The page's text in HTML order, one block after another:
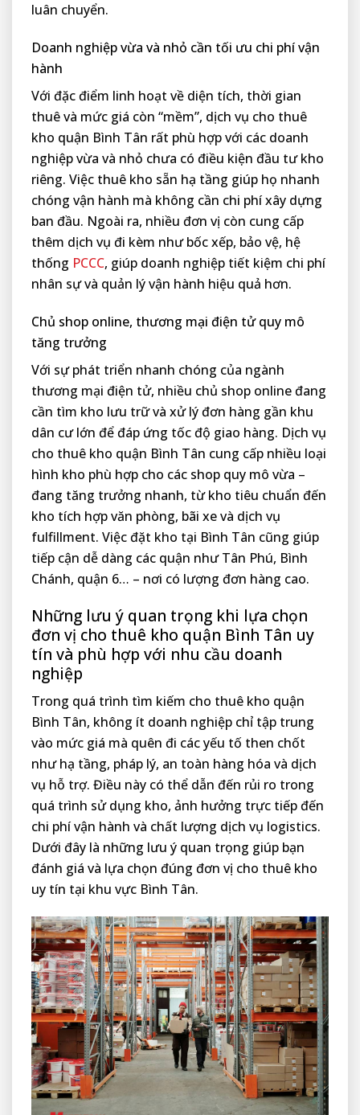
luân chuyển.
Doanh nghiệp vừa và nhỏ cần tối ưu chi phí vận
hành
Với đặc điểm linh hoạt về diện tích, thời gian
thuê và mức giá còn “mềm”, dịch vụ cho thuê
kho quận Bình Tân rất phù hợp với các doanh
nghiệp vừa và nhỏ chưa có điều kiện đầu tư kho
riêng. Việc thuê kho sẵn hạ tầng giúp họ nhanh
chóng vận hành mà không cần chi phí xây dựng
ban đầu. Ngoài ra, nhiều đơn vị còn cung cấp
thêm dịch vụ đi kèm như bốc xếp, bảo vệ, hệ
thống PCCC, giúp doanh nghiệp tiết kiệm chi phí
nhân sự và quản lý vận hành hiệu quả hơn.
Chủ shop online, thương mại điện tử quy mô
tăng trưởng
Với sự phát triển nhanh chóng của ngành
thương mại điện tử, nhiều chủ shop online đang
cần tìm kho lưu trữ và xử lý đơn hàng gần khu
dân cư lớn để đáp ứng tốc độ giao hàng. Dịch vụ
cho thuê kho quận Bình Tân cung cấp nhiều loại
hình kho phù hợp cho các shop quy mô vừa –
đang tăng trưởng nhanh, từ kho tiêu chuẩn đến
kho tích hợp văn phòng, bãi xe và dịch vụ
fulfillment. Việc đặt kho tại Bình Tân cũng giúp
tiếp cận dễ dàng các quận như Tân Phú, Bình
Chánh, quận 6… – nơi có lượng đơn hàng cao.
Những lưu ý quan trọng khi lựa chọn
đơn vị cho thuê kho quận Bình Tân uy
tín và phù hợp với nhu cầu doanh
nghiệp
Trong quá trình tìm kiếm cho thuê kho quận
Bình Tân, không ít doanh nghiệp chỉ tập trung
vào mức giá mà quên đi các yếu tố then chốt
như hạ tầng, pháp lý, an toàn hàng hóa và dịch
vụ hỗ trợ. Điều này có thể dẫn đến rủi ro trong
quá trình sử dụng kho, ảnh hưởng trực tiếp đến
chi phí vận hành và chất lượng dịch vụ logistics.
Dưới đây là những lưu ý quan trọng giúp bạn
đánh giá và lựa chọn đúng đơn vị cho thuê kho
uy tín tại khu vực Bình Tân.